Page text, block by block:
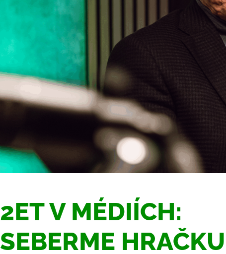
2ET V MÉDIÍCH:
SEBERME HRAČKU